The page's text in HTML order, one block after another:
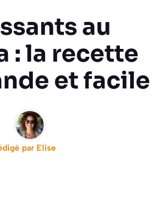
au
: la recette
et facile
par Elise